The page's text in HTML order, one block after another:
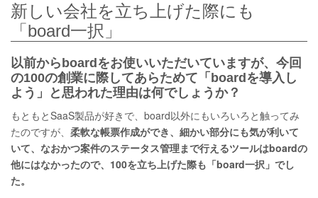
新しい会社を立ち上げた際にも
「board一択」
以前からboardをお使いいただいていますが、今回
の100の創業に際してあらためて「boardを導入し
よう」と思われた理由は何でしょうか？
もともとSaaS製品が好きで、board以外にもいろいろと触ってみ
たのですが、 柔軟な帳票作成ができ、細かい部分にも気が利いて
いて、なおかつ案件のステータス管理まで行えるツールはboardの
他にはなかったので、100を立ち上げた際も「board一択」でし
た。